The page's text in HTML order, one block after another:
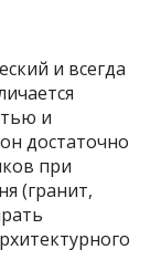
и всегда
и
достаточно
при
(гранит,